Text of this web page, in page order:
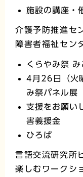
施設の講座・
介護予防推進セ
障害者福祉セン
くらやみ祭 み
4月26日（火
み祭パネル展
支援をお願い
害義援金
ひろば
言語交流研究所
楽しむワークシ